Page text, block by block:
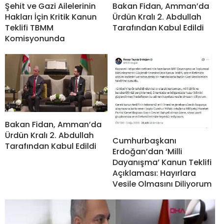
Şehit ve Gazi Ailelerinin
Hakları İçin Kritik Kanun
Teklifi TBMM
Komisyonunda
Bakan Fidan, Amman’da
Ürdün Kralı 2. Abdullah
Tarafından Kabul Edildi
Bakan Fidan, Amman’da
Ürdün Kralı 2. Abdullah
Tarafından Kabul Edildi
Cumhurbaşkanı
Erdoğan’dan ‘Milli
Dayanışma’ Kanun Teklifi
Açıklaması: Hayırlara
Vesile Olmasını Diliyorum